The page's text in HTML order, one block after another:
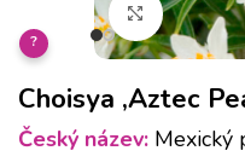
Klikněte
?
Choisya ‚Aztec
Český název: Mexický